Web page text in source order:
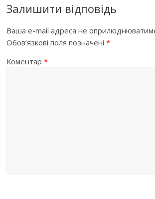
Залишити відповідь
Ваша e-mail адреса не
Обов’язкові поля позначені*
Коментар*